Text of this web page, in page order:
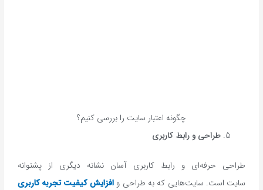
چگونه اعتبار سایت را بررسی کنیم؟
طراحی و رابط کاربری
طراحی حرفه‌ای و رابط کاربری آسان نشانه دیگری از پشتوانه
سایت است. سایت‌هایی که به طراحی وافزایش کیفیت تجربه کاربری